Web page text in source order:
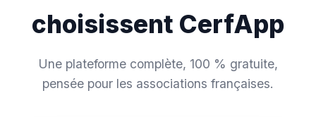
choisissent CerfApp
Une plateforme complète, 100 % gratuite,
pensée pour les associations françaises.